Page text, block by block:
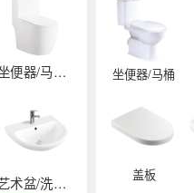
坐便器/马桶系列
艺术盆/洗手盆
坐便器/马桶
盖板